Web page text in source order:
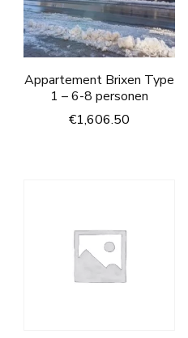
Appartement Brixen Type
1 – 6-8 personen
€1,606.50